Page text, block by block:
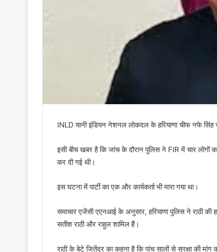
INLD यानी इंडियन नेशनल लोकदल के हरियाणा चीफ नफे सिंह
इसी बीच खबर है कि जांच के दौरान पुलिस ने FIR में चार लोगों का
कर दी गई थी।
इस घटना में पार्टी का एक और कार्यकर्ता भी मारा गया था।
समाचार एजेंसी एएनआई के अनुसार, हरियाणा पुलिस ने राठी की
सतीश राठी और राहुल शामिल हैं।
राठी के बेटे जितेंद्र का कहना है कि पांच सालों से सुरक्षा की